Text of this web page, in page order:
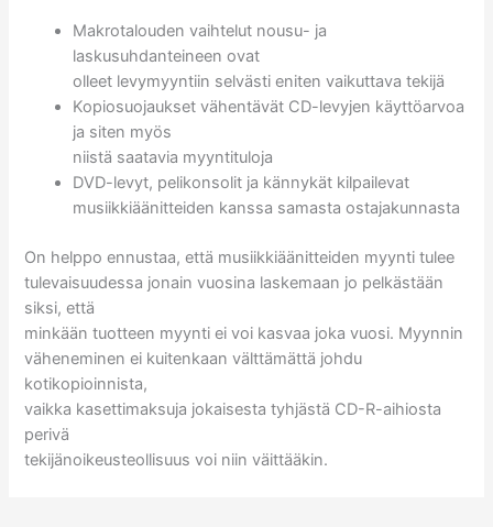
Makrotalouden vaihtelut nousu- ja
laskusuhdanteineen ovat
olleet levymyyntiin selvästi eniten vaikuttava tekijä
Kopiosuojaukset vähentävät CD-levyjen käyttöarvoa
ja siten myös
niistä saatavia myyntituloja
DVD-levyt, pelikonsolit ja kännykät kilpailevat
musiikkiäänitteiden kanssa samasta ostajakunnasta
On helppo ennustaa, että musiikkiäänitteiden myynti tulee
tulevaisuudessa jonain vuosina laskemaan jo pelkästään
siksi, että
minkään tuotteen myynti ei voi kasvaa joka vuosi. Myynnin
väheneminen ei kuitenkaan välttämättä johdu
kotikopioinnista,
vaikka kasettimaksuja jokaisesta tyhjästä CD-R-aihiosta
perivä
tekijänoikeusteollisuus voi niin väittääkin.